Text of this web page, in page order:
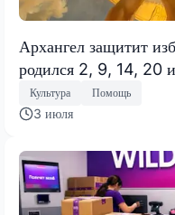
Архангел защитит
родился 2, 9, 14, 20
Культура Помощь
3 июля